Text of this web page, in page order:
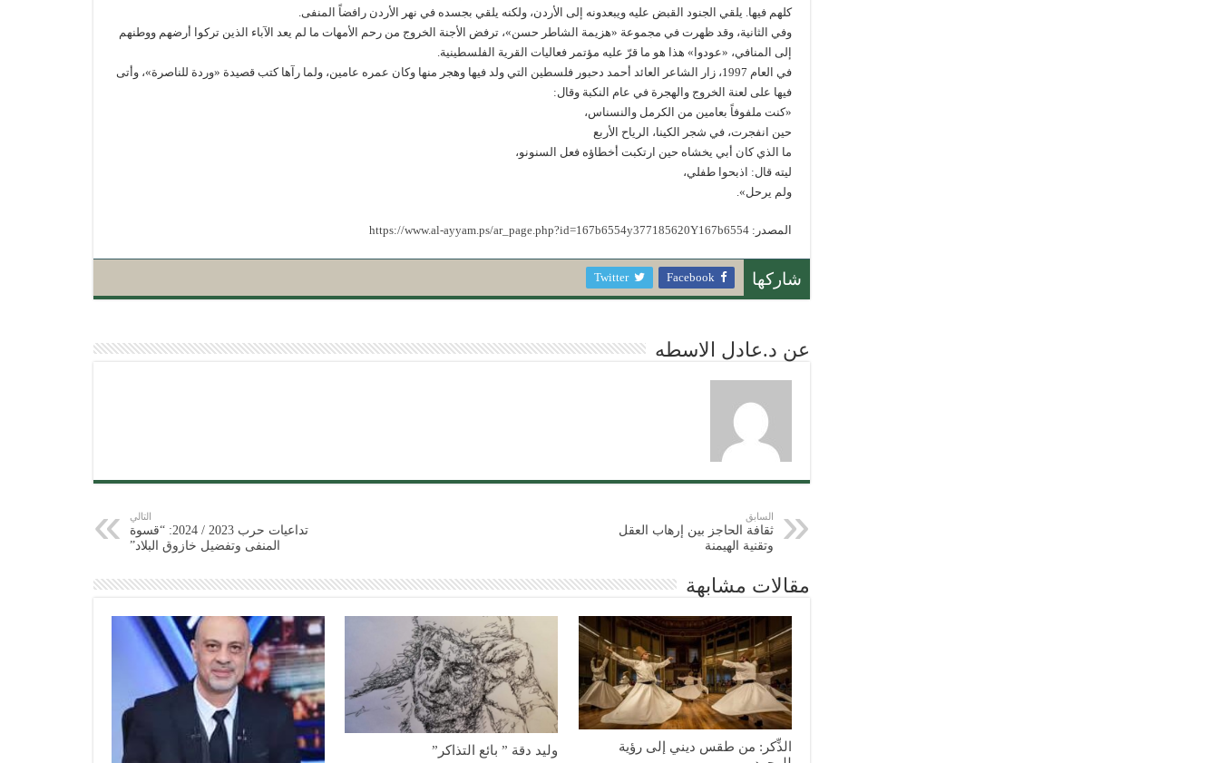
كلهم فيها. يلقي الجنود القبض عليه ويبعدونه إلى الأردن، ولكنه يلقي بجسده في نهر الأردن رافضاً المنفى.
وفي الثانية، وقد ظهرت في مجموعة «هزيمة الشاطر حسن»، ترفض الأجنة الخروج من رحم الأمهات ما لم يعد الآباء الذين تركوا أرضهم ووطنهم
إلى المنافي، «عودوا» هذا هو ما قرّ عليه مؤتمر فعاليات القرية الفلسطينية.
في العام 1997، زار الشاعر العائد أحمد دحبور فلسطين التي ولد فيها وهجر منها وكان عمره عامين، ولما رآها كتب قصيدة «وردة للناصرة»، وأتى
فيها على لعنة الخروج والهجرة في عام النكبة وقال:
«كنت ملفوفاً بعامين من الكرمل والنسناس،
حين انفجرت، في شجر الكينا، الرياح الأربع
ما الذي كان أبي يخشاه حين ارتكبت أخطاؤه فعل السنونو،
ليته قال: اذبحوا طفلي،
ولم يرحل».
المصدر:https://www.al-ayyam.ps/ar_page.php?id=167b6554y377185620Y167b6554
شاركها Facebook
Twitter
عن د.عادل الاسطه
السابق
ثقافة الحاجز بين إرهاب العقل
وتقنية الهيمنة
التالي
تداعيات حرب 2023 / 2024: “قسوة
المنفى وتفضيل خازوق البلاد”
مقالات مشابهة
الذِّكر: من طقس ديني إلى رؤية
وليد دقة ” بائع التذاكر”